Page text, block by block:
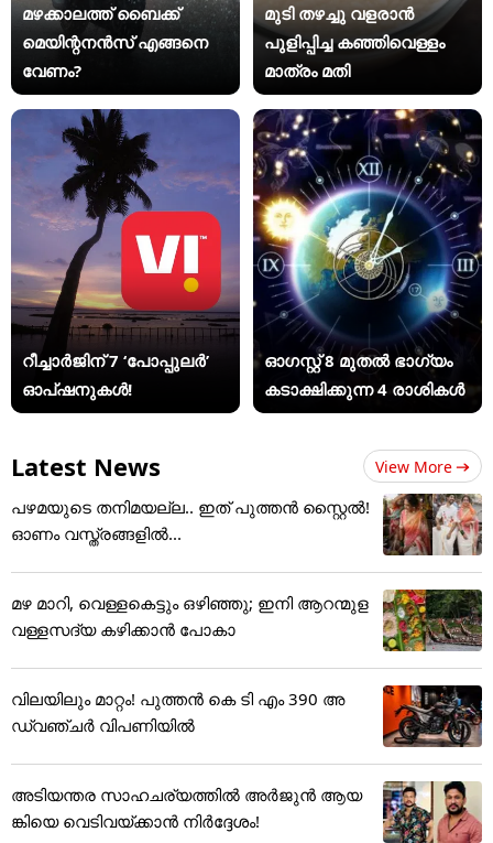
മഴക്കാലത്ത് ബൈക്ക്
മെയിന്റനൻസ് എങ്ങനെ
വേണം?
മുടി തഴച്ചു വളരാൻ
പുളിപ്പിച്ച കഞ്ഞിവെള്ളം
മാത്രം മതി
റീച്ചാർജിന് 7 ‘പോപ്പുലർ’
ഓപ്ഷനുകൾ!
ഓഗസ്റ്റ് 8 മുതൽ ഭാഗ്യം
കടാക്ഷിക്കുന്ന 4 രാശികൾ
Latest News View More
പഴമയുടെ തനിമയല്ല.. ഇത് പുത്തൻ സ്റ്റൈൽ!
ഓണം വസ്ത്രങ്ങളിൽ...
മഴ മാറി, വെള്ളകെട്ടും ഒഴിഞ്ഞു; ഇനി ആറന്മുള
വള്ളസദ്യ കഴിക്കാൻ പോകാ
വിലയിലും മാറ്റം! പുത്തൻ കെ ടി എം 390 അ
ഡ്വഞ്ചർ വിപണിയിൽ
അടിയന്തര സാഹചര്യത്തിൽ അർജുൻ ആയ
ങ്കിയെ വെടിവയ്ക്കാൻ നിർദ്ദേശം!